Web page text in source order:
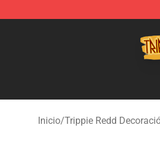
Trippie Redd Store - Official
Inicio/Trippie Redd